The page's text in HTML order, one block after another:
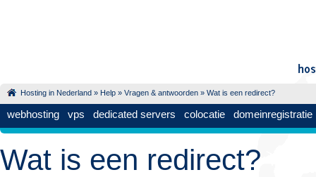
Hosting in Nederland » Help » Vragen & antwoorden » Wat is een redirect?
webhosting vps dedicated servers colocatie domeinregistratie
Wat is een redirect?